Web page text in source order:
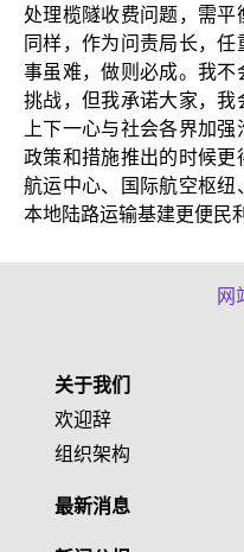
处理榄隧收费问题，需平
同样，作为问责局长，任
事虽难，做则必成。我
挑战，但我承诺大家，我
上下一心与社会各界加
政策和措施推出的时候
航运中心、国际航空枢纽
本地陆路运输基建更便民
网
关于我们
欢迎辞
组织架构
最新消息